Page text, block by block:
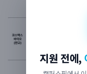
지원 전에,